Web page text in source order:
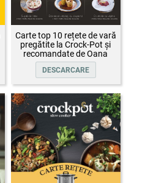
Carte top 10 rețete de vară
pregătite la Crock-Pot și
recomandate de Oana
Țepelin
DESCARCARE